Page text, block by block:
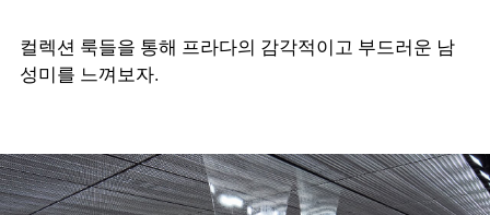
컬렉션 룩들을 통해 프라다의 감각적이고 부드러운 남
성미를 느껴보자.